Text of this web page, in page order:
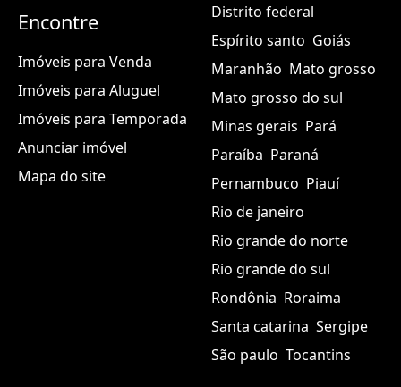
Encontre
Imóveis para Venda
Imóveis para Aluguel
Imóveis para Temporada
Anunciar imóvel
Mapa do site
Distrito federal
Espírito santo Goiás
Maranhão Mato grosso
Mato grosso do sul
Minas gerais Pará
Paraíba Paraná
Pernambuco Piauí
Rio de janeiro
Rio grande do norte
Rio grande do sul
Rondônia Roraima
Santa catarina Sergipe
São paulo Tocantins